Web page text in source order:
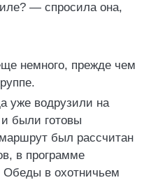
— спросила она,
немного, прежде чем
уже водрузили на
были готовы
был рассчитан
в программе
Обеды в охотничьем